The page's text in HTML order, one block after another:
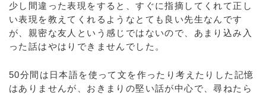
少し間違った表現をすると、すぐに指摘してくれて正し
い表現を教えてくれるようなとても良い先生なんです
が、親密な友人という感じではないので、あまり込み入
った話はやはりできませんでした。
50分間は日本語を使って文を作ったり考えたりした記憶
はありませんが、おきまりの堅い話が中心で、尋ねたら